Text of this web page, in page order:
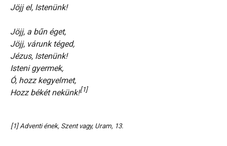
Jöjj el, Istenünk!
Jöjj, a bűn éget,
Jöjj, várunk téged,
Jézus, Istenünk!
Isteni gyermek,
Ó, hozz kegyelmet,
Hozz békét nekünk![1]
[1] Adventi ének, Szent vagy, Uram, 13.